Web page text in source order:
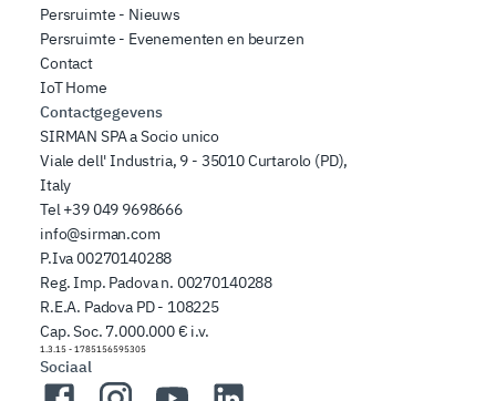
Persruimte - Nieuws
Persruimte - Evenementen en beurzen
Contact
IoT Home
Contactgegevens
SIRMAN SPA a Socio unico
Viale dell' Industria, 9 - 35010 Curtarolo (PD),
Italy
Tel+39 049 9698666
info@sirman.com
P.Iva 00270140288
Reg. Imp. Padova n. 00270140288
R.E.A. Padova PD - 108225
Cap. Soc. 7.000.000 € i.v.
1.3.15 - 1785156595305
Sociaal
FacebookInstagramYouTubeLinkedIn